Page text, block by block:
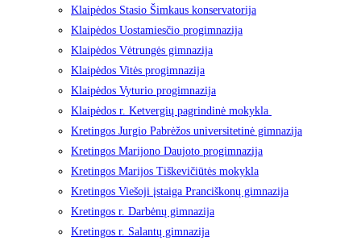
Klaipėdos Stasio Šimkaus konservatorija
Klaipėdos Uostamiesčio progimnazija
Klaipėdos Vėtrungės gimnazija
Klaipėdos Vitės progimnazija
Klaipėdos Vyturio progimnazija
Klaipėdos r. Ketvergių pagrindinė mokykla
Kretingos Jurgio Pabrėžos universitetinė gimnazija
Kretingos Marijono Daujoto progimnazija
Kretingos Marijos Tiškevičiūtės mokykla
Kretingos Viešoji įstaiga Pranciškonų gimnazija
Kretingos r. Darbėnų gimnazija
Kretingos r. Salantų gimnazija